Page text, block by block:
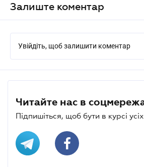
Залиште коментар
Увійдіть, щоб залишити коментар
Читайте нас в
Підпишіться, щоб бути в курсі